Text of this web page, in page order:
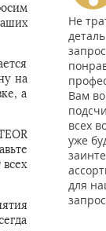
на
а
Не
Вам
всех
уже
для